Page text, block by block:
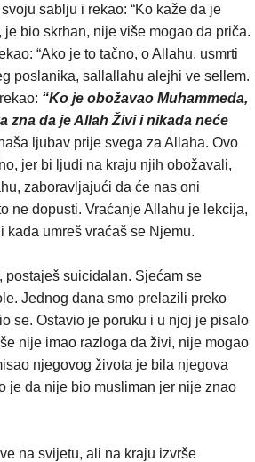
sablju i rekao: “Ko kaže da je
bio skrhan, nije više mogao da priča.
“Ako je to tačno, o Allahu, usmrti
poslanika, sallallahu alejhi ve sellem.
“Ko je obožavao Muhammeda,
zna da je Allah Živi i nikada neće
ljubav prije svega za Allaha. Ovo
jer bi ljudi na kraju njih obožavali,
zaboravljajući da će nas oni
ne dopusti. Vraćanje Allahu je lekcija,
kada umreš vraćaš se Njemu.
postaješ suicidalan. Sjećam se
Jednog dana smo prelazili preko
se. Ostavio je poruku i u njoj je pisalo
nije imao razloga da živi, nije mogao
njegovog života je bila njegova
je da nije bio musliman jer nije znao
na svijetu, ali na kraju izvrše